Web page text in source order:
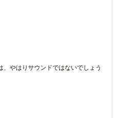
やはりサウンドではないでしょう